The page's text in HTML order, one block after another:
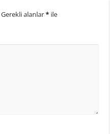
Gerekli alanlar* ile